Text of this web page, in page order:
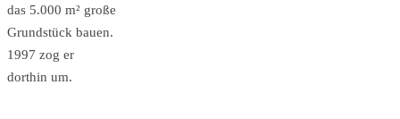
das 5.000 m² große
Grundstück bauen.
1997 zog er
dorthin um.